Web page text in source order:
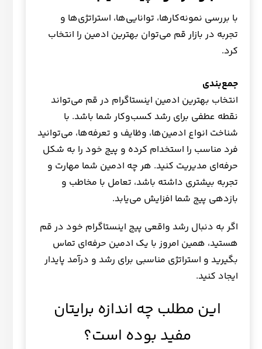
با بررسی نمونه‌کارها، توانایی‌ها، استراتژی‌ها و
تجربه در بازار قم می‌توان بهترین ادمین را انتخاب
کرد.
جمع‌بندی
انتخاب بهترین ادمین اینستاگرام در قم می‌تواند
نقطه عطفی برای رشد کسب‌وکار شما باشد. با
شناخت انواع ادمین‌ها، وظایف و تعرفه‌ها، می‌توانید
فرد مناسب را استخدام کرده و پیج خود را به شکل
حرفه‌ای مدیریت کنید. هر چه ادمین شما مهارت و
تجربه بیشتری داشته باشد، تعامل با مخاطب و
بازدهی پیج شما افزایش می‌یابد.
اگر به دنبال رشد واقعی پیج اینستاگرام خود در قم
هستید، همین امروز با یک ادمین حرفه‌ای تماس
بگیرید و استراتژی مناسبی برای رشد و درآمد پایدار
ایجاد کنید.
این مطلب چه اندازه برایتان
مفید بوده است؟